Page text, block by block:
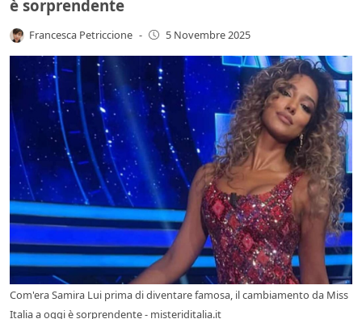
è sorprendente
Francesca Petriccione - 5 Novembre 2025
Com'era Samira Lui prima di diventare famosa, il cambiamento da Miss
Italia a oggi è sorprendente - misteriditalia.it